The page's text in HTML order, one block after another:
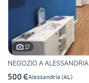
17
NEGOZIO A ALESSANDRIA
500 €Alessandria (AL)